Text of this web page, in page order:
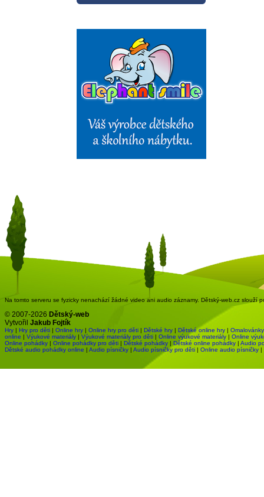
Na tomto serveru se fyzicky nenachází žádné video ani audio záznamy. Dětský-web.cz slouží
© 2007-2026 Dětský-web
Vytvořil Jakub Fojtík
Hry | Hry pro děti | Online hry | Online hry pro děti | Dětské hry | Dětské online hry | Omalovánky
online | Výukové materiály | Výukové materiály pro děti | Online výukové materiály | Online
Online pohádky | Online pohádky pro děti | Dětské pohádky | Dětské online pohádky | Audio
Dětské audio pohádky online | Audio písničky | Audio písničky pro děti | Online audio písničky |